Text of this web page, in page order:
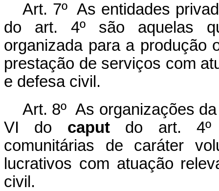
Art. 7º As entidades
do art. 4º são aquelas
organizada para a produção
prestação de serviços com
e defesa civil.
Art. 8º As organizações
VI do caputdo art. 4º
comunitárias de caráter
lucrativos com atuação
civil.